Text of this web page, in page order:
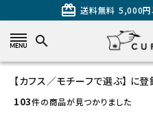
card_giftcard 送料無料 5,000円
search
【カフス／モチーフで選ぶ】 に
103件の商品が見つかりました